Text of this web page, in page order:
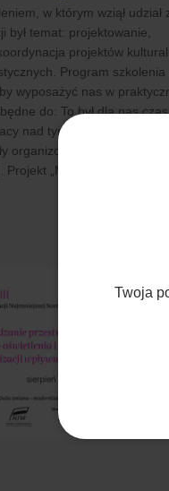
w którym wziął udział
był temat: projektowanie,
projektów
Program szkolenia
wyposażyć nas w
do: To był dla nas czas
nad tym, by tworzone
organizowane jeszcze
„Mała…
Twoja